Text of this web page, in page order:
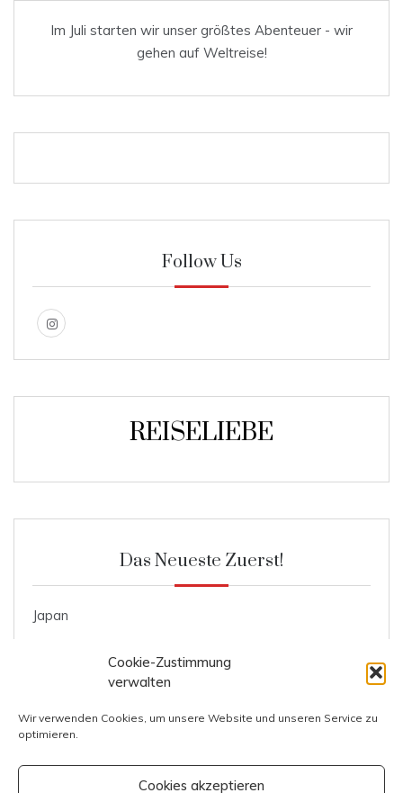
Cookie-Zustimmung
verwalten
Wir verwenden Cookies, um unsere Website und unseren Service zu
optimieren.
Cookies akzeptieren
Im Juli starten wir unser größtes Abenteuer - wir
gehen auf Weltreise!
Follow Us
REISELIEBE
Das Neueste Zuerst!
Japan
Ente mit Knödel und Blaukraut
Kosten Prag
Kosten Italien